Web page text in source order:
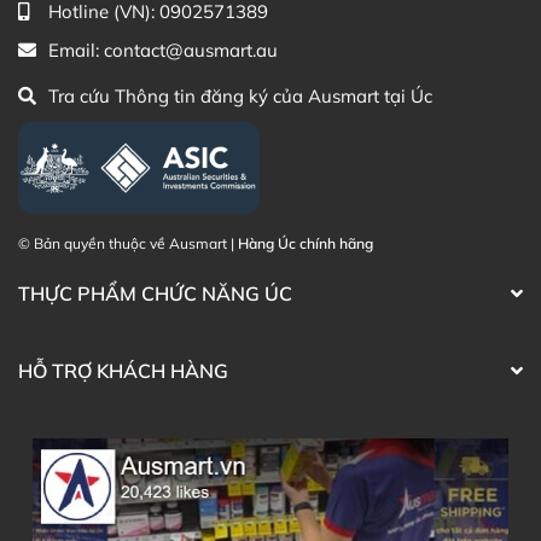
Điện thoại liên hệ đặt hàng:
phẩm Lily Huỳnh
dung
Hotline (VN): 0902571389
Email: contact@ausmart.au
Tra cứu Thông tin đăng ký của Ausmart tại Úc
© Bản quyền thuộc về Ausmart | Hàng Úc chính hãng
THỰC PHẨM CHỨC NĂNG ÚC
HỖ TRỢ KHÁCH HÀNG